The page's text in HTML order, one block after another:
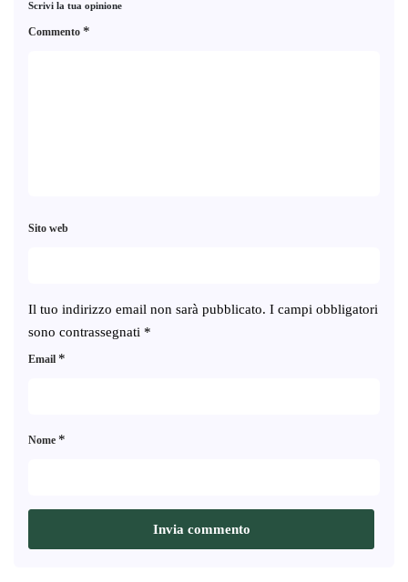
Scrivi la tua opinione
Il tuo indirizzo email non sarà pubblicato. I campi obbligatori
sono contrassegnati *
Commento *
Nome *
Email *
Sito web